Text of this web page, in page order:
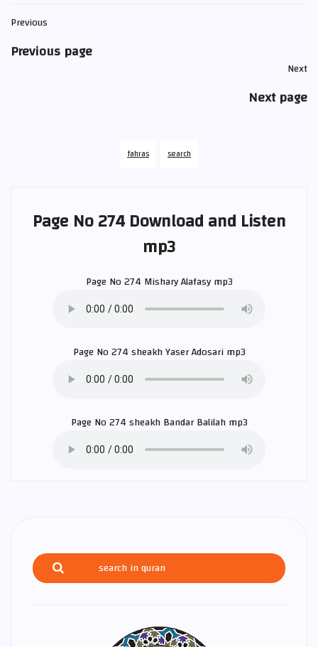
Previous
Previous page
Next
Next page
fahras search
Page No 274 Download and Listen
mp3
Page No 274 Mishary Alafasymp3
Page No 274 sheakhYaser Adosarimp3
Page No 274 sheakhBandar Balilahmp3